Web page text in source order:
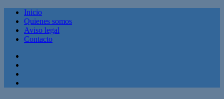
Inicio
Quienes somos
Aviso legal
Contacto